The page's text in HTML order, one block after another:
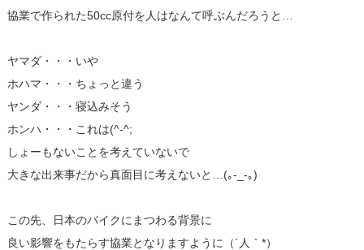
協業で作られた50cc原付を人はなんて呼ぶんだろうと…
ヤマダ・・・いや
ホハマ・・・ちょっと違う
ヤンダ・・・寝込みそう
ホンハ・・・これは(^-^;
しょーもないことを考えていないで
大きな出来事だから真面目に考えないと…(｡-_-｡)
この先、日本のバイクにまつわる背景に
良い影響をもたらす協業となりますように（´人｀*）